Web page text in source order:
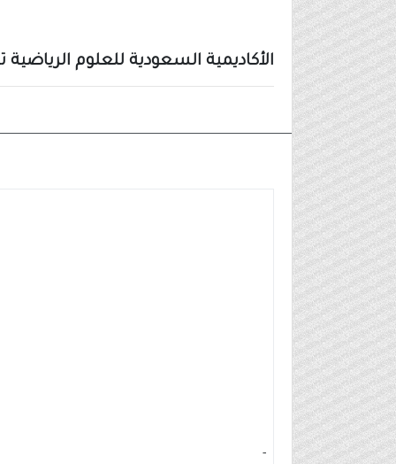
الأكاديمية السعودية للعلوم الرياضية
-